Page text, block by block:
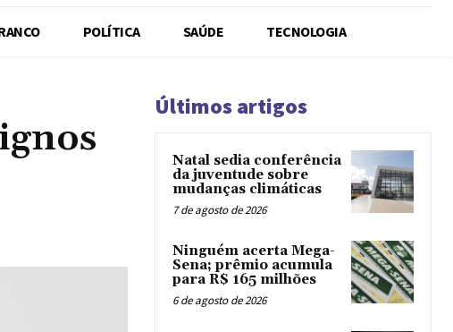
POLÍTICA SAÚDE TECNOLOGIA
Últimos artigos
Natal sedia conferência
da juventude sobre
mudanças climáticas
7 de agosto de 2026
Ninguém acerta Mega-
Sena; prêmio acumula
para R$ 165 milhões
6 de agosto de 2026